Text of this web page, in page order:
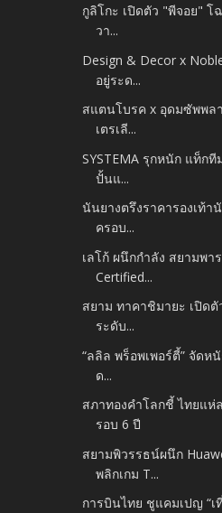
กูลิโกะ เปิดตัว "พีจอย"
วา...
Design & Decor x
อยู่ระด...
สแตนโบรค x อุดมซัพพล
เตรเลี...
SYSTEMA รุกหนัก แท็ก
ปั้นแ...
นันยางตรึงราคารองเท้า
ครอบ...
เลโก้ ผนึกกำลัง สยามพา
Certified...
สยาม ทาคาชิมายะ เปิดตั
ระดับ...
“ลลิล พร็อพเพอร์ตี้” จัดห
ด...
สภาทองคำโลกชี้ ไทยแห่
รอบ 6 ปี
สยามพิวรรธน์ผนึก
พลิกเกม T...
การบินไทย ชูแคมเปญ “เ